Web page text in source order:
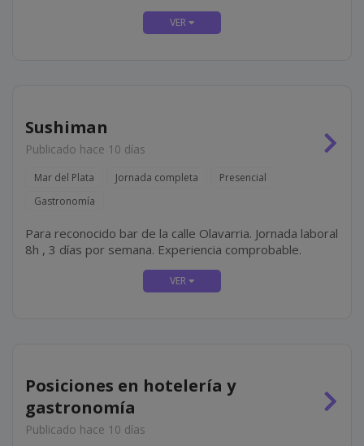
Sushiman
Publicado hace 10 días
Mar del Plata Jornada completa
Presencial
Gastronomía
Para reconocido bar de la calle Olavarria. Jornada laboral
8h , 3 días por semana. Experiencia comprobable.
Posiciones en hotelería y
gastronomía
Publicado hace 10 días